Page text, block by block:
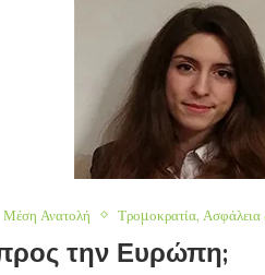
Μέση Ανατολή Τρομοκρατία,
την Ευρώπη;